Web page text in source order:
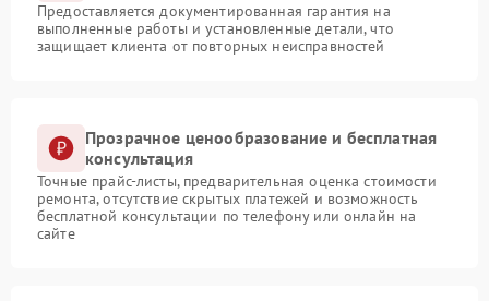
Предоставляется документированная гарантия на
выполненные работы и установленные детали, что
защищает клиента от повторных неисправностей
Прозрачное ценообразование и бесплатная
консультация
Точные прайс-листы, предварительная оценка стоимости
ремонта, отсутствие скрытых платежей и возможность
бесплатной консультации по телефону или онлайн на
сайте